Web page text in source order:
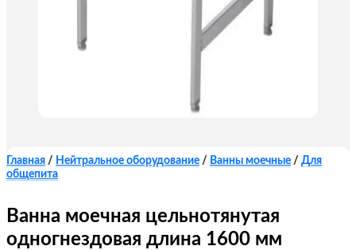
Главная / Нейтральное оборудование / Ванны моечные / Для
общепита
Ванна моечная цельнотянутая
одногнездовая длина 1600 мм